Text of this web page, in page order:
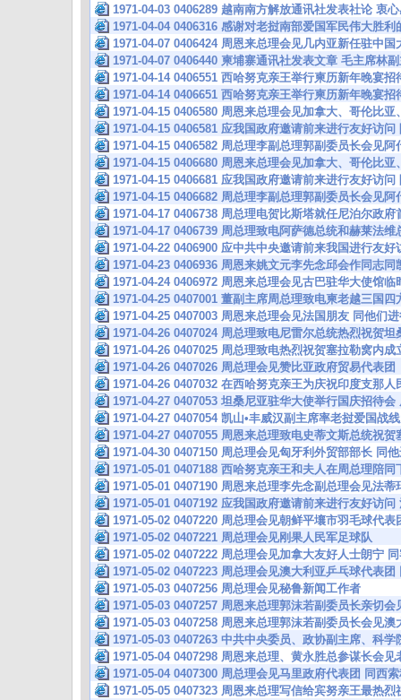
1971-04-03 0406289 越南南方解放通讯社发表社论 衷
1971-04-04 0406316 感谢对老挝南部爱国军民伟大胜
1971-04-07 0406424 周恩来总理会见几内亚新任驻中国
1971-04-07 0406440 柬埔寨通讯社发表文章 毛主席林
1971-04-14 0406551 西哈努克亲王举行柬历新年晚宴
1971-04-14 0406651 西哈努克亲王举行柬历新年晚宴
1971-04-15 0406580 周恩来总理会见加拿大、哥伦比
1971-04-15 0406581 应我国政府邀请前来进行友好访
1971-04-15 0406582 周总理李副总理郭副委员长会见阿
1971-04-15 0406680 周恩来总理会见加拿大、哥伦比
1971-04-15 0406681 应我国政府邀请前来进行友好访
1971-04-15 0406682 周总理李副总理郭副委员长会见阿
1971-04-17 0406738 周总理电贺比斯塔就任尼泊尔政府
1971-04-17 0406739 周总理致电阿萨德总统和赫莱法
1971-04-22 0406900 应中共中央邀请前来我国进行友
1971-04-23 0406936 周恩来姚文元李先念邱会作同志
1971-04-24 0406972 周恩来总理会见古巴驻华大使馆临
1971-04-25 0407001 董副主席周总理致电柬老越三国
1971-04-25 0407003 周恩来总理会见法国朋友 同他们
1971-04-26 0407024 周总理致电尼雷尔总统热烈祝贺
1971-04-26 0407025 周总理致电热烈祝贺塞拉勒窝内
1971-04-26 0407026 周总理会见赞比亚政府贸易代表团
1971-04-26 0407032 在西哈努克亲王为庆祝印度支那
1971-04-27 0407053 坦桑尼亚驻华大使举行国庆招待
1971-04-27 0407054 凯山•丰威汉副主席率老挝爱国战
1971-04-27 0407055 周恩来总理致电史蒂文斯总统祝
1971-04-30 0407150 周总理会见匈牙利外贸部部长 同
1971-05-01 0407188 西哈努克亲王和夫人在周总理陪
1971-05-01 0407190 周恩来总理李先念副总理会见法
1971-05-01 0407192 应我国政府邀请前来进行友好访
1971-05-02 0407220 周总理会见朝鲜平壤市羽毛球代表
1971-05-02 0407221 周总理会见刚果人民军足球队
1971-05-02 0407222 周总理会见加拿大友好人士朗宁
1971-05-02 0407223 周总理会见澳大利亚乒乓球代表
1971-05-03 0407256 周总理会见秘鲁新闻工作者
1971-05-03 0407257 周恩来总理郭沫若副委员长亲切会
1971-05-03 0407258 周恩来总理郭沫若副委员长会见澳
1971-05-03 0407263 中共中央委员、政协副主席、科
1971-05-04 0407298 周恩来总理、黄永胜总参谋长会
1971-05-04 0407300 周总理会见马里政府代表团 同西
1971-05-05 0407323 周恩来总理写信给宾努亲王最热